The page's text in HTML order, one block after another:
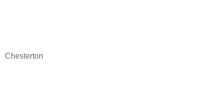
Chesterton